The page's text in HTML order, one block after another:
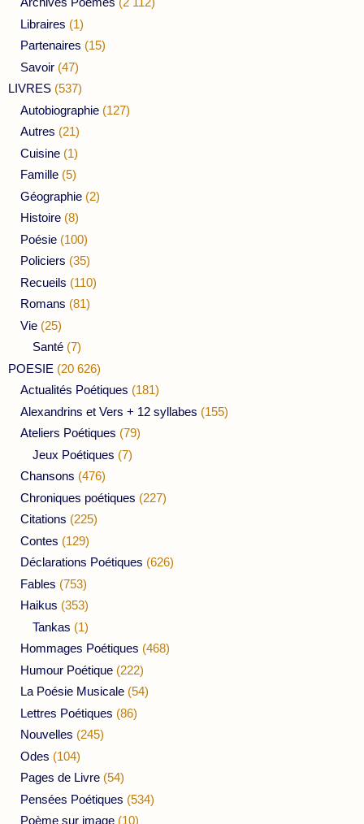
Libraires (1)
Partenaires (15)
Savoir (47)
LIVRES (537)
Autobiographie (127)
Autres (21)
Cuisine (1)
Famille (5)
Géographie (2)
Histoire (8)
Poésie (100)
Policiers (35)
Recueils (110)
Romans (81)
Vie (25)
Santé (7)
POESIE (20 626)
Actualités Poétiques (181)
Alexandrins et Vers + 12 syllabes (155)
Ateliers Poétiques (79)
Jeux Poétiques (7)
Chansons (476)
Chroniques poétiques (227)
Citations (225)
Contes (129)
Déclarations Poétiques (626)
Fables (753)
Haikus (353)
Tankas (1)
Hommages Poétiques (468)
Humour Poétique (222)
La Poésie Musicale (54)
Lettres Poétiques (86)
Nouvelles (245)
Odes (104)
Pages de Livre (54)
Pensées Poétiques (534)
Poème sur image (10)